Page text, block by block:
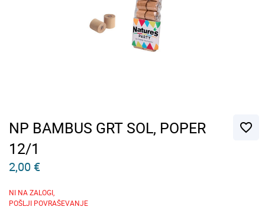
NP BAMBUS GRT SOL, POPER
12/1
favorite_border
2,00 €
NI NA ZALOGI,
POŠLJI POVRAŠEVANJE